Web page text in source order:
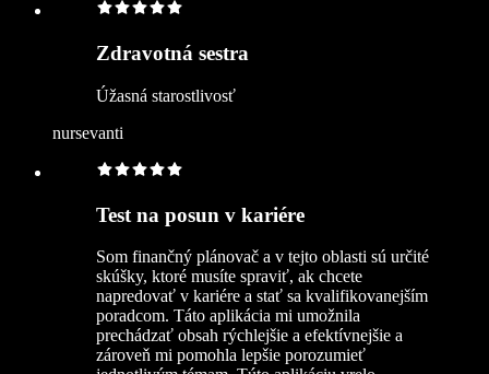
Zdravotná sestra
Úžasná starostlivosť
nursevanti
Test na posun v kariére
Som finančný plánovač a v tejto oblasti sú určité
skúšky, ktoré musíte spraviť, ak chcete
napredovať v kariére a stať sa kvalifikovanejším
poradcom. Táto aplikácia mi umožnila
prechádzať obsah rýchlejšie a efektívnejšie a
zároveň mi pomohla lepšie porozumieť